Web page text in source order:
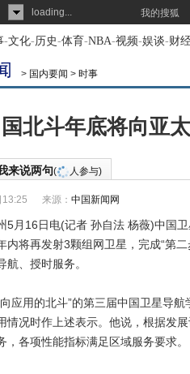
loading... 我的搜狐
-文化-历史-体育-NBA-视频-娱谈-财
> 国内要闻 > 时事
北斗年底将向亚
来说两句( 人参与)
来源： 中国新闻网
16日电(记者 孙自法 杨薇)中国卫
内将再发射3颗组网卫星，完成“第
航、授时服务。
用的北斗”的第三届中国卫星导航
情况时作上述表示。他说，根据发
，各项性能指标满足区域服务要求。